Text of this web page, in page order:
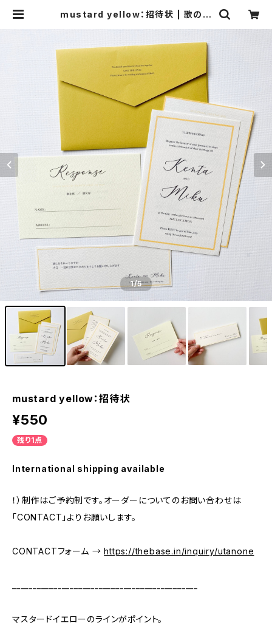
mustard yellow：招待状 | 歌の音
1/5
mustard yellow：招待状
¥550
残り1点
International shipping available
！）制作はご予約制です。オーダーについてのお問い合わせは
「CONTACT」よりお願いします。
CONTACTフォーム →https://thebase.in/inquiry/utanone
マスタードイエローのラインがポイント。